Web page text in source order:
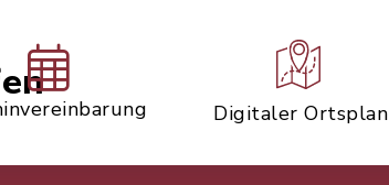
Digitaler Ortsplan